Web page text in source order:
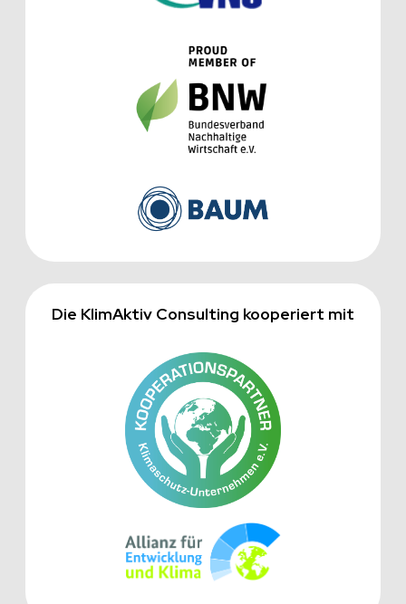
Die KlimAktiv Consulting kooperiert mit